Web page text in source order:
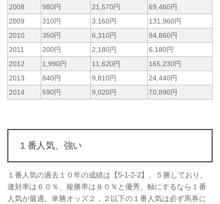
2008
980円 21,570円
69,460円
2009
310円 3,160円
131,960円
2010
350円 6,310円
94,860円
2011
200円 2,180円
6,180円
2012
1,990円 11,620円
165,230円
2013
840円 9,810円
24,440円
2014
590円 9,020円 70,890円
１番人気、強い
１番人気の過去１０年の成績は【5-1-2-2】。５勝しており、
連対率は６０％、複勝率は８０％と優秀。軸にするなら１番
人気が最適。単勝オッズ２．２以下の１番人気は必ず馬券に